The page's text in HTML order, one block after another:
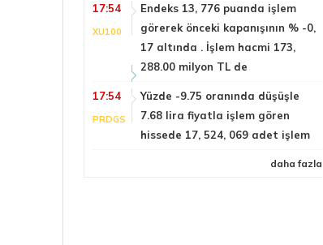
17:54
XU100
Endeks 13, 776 puanda işlem
görerek önceki kapanışının % -0,
17 altında . İşlem hacmi 173,
288.00 milyon TL de
17:54
PRDGS
Yüzde -9.75 oranında düşüşle
7.68 lira fiyatla işlem gören
hissede 17, 524, 069 adet işlem
daha fazla